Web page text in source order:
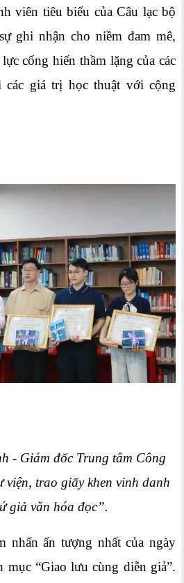
viên tiêu biểu của Câu lạc bộ
ghi nhận cho niềm đam mê,
cống hiến thầm lặng của các
các giá trị học thuật với cộng
- Giám đốc Trung tâm Công
viện, trao giấy khen vinh danh
giả văn hóa đọc”.
nhấn ấn tượng nhất của ngày
mục “Giao lưu cùng diễn giả”.